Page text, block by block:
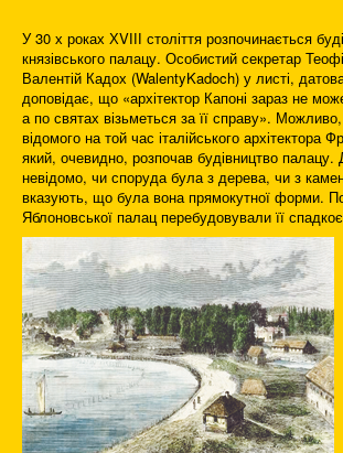
У 30 х роках ХVІІІ століття розпочинається
князівського палацу. Особистий секретар
Валентій Кадох (WalentyKadoch) у листі,
доповідає, що «архітектор Капоні зараз не
а по святах візьметься за її справу».
відомого на той час італійського архітектора
який, очевидно, розпочав будівництво палацу.
невідомо, чи споруда була з дерева, чи з
вказують, що була вона прямокутної форми. По
Яблоновської палац перебудовували її